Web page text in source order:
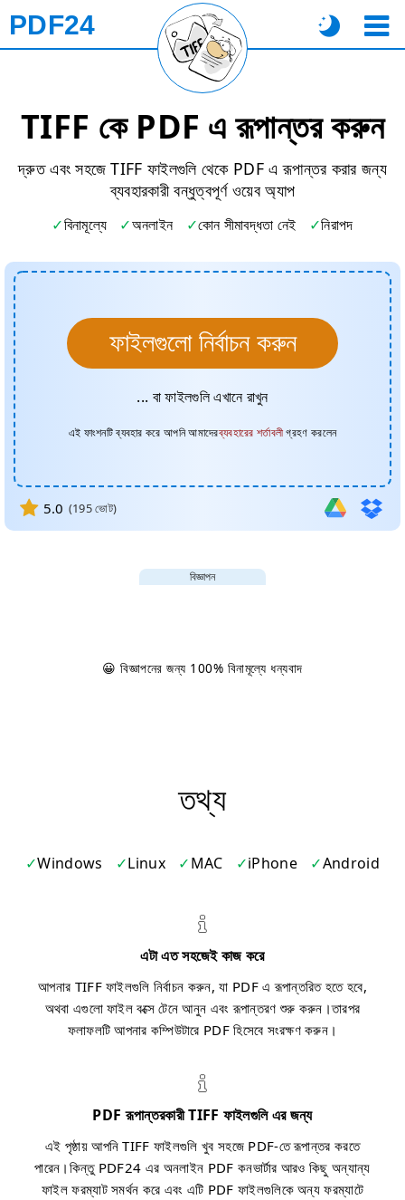
PDF24
TIFF কে PDF এ রূপান্তর করুন
দ্রুত এবং সহজে TIFF ফাইলগুলি থেকে PDF এ রূপান্তর করার জন্য
ব্যবহারকারী বন্ধুত্বপূর্ণ ওয়েব অ্যাপ
বিনামূল্যে অনলাইন কোন সীমাবদ্ধতা নেই নিরাপদ
ফাইলগুলো নির্বাচন করুন
... বা ফাইলগুলি এখানে রাখুন
এই ফাংশনটি ব্যবহার করে আপনি আমাদেরব্যবহারের শর্তাবলীগ্রহণ করলেন
5.0 (195ভোট)
বিজ্ঞাপন
😀 বিজ্ঞাপনের জন্য 100% বিনামূল্যে ধন্যবাদ
তথ্য
Windows Linux MAC iPhone Android
এটা এত সহজেই কাজ করে
আপনার TIFF ফাইলগুলি নির্বাচন করুন, যা PDF এ রূপান্তরিত হতে হবে,
অথবা এগুলো ফাইল বক্সে টেনে আনুন এবং রূপান্তরণ শুরু করুন।তারপর
ফলাফলটি আপনার কম্পিউটারে PDF হিসেবে সংরক্ষণ করুন।
PDF রূপান্তরকারী TIFF ফাইলগুলি এর জন্য
এই পৃষ্ঠায় আপনি TIFF ফাইলগুলি খুব সহজে PDF-তে রূপান্তর করতে
পারেন।কিন্তু PDF24 এর অনলাইন PDF কনভার্টার আরও কিছু অন্যান্য
ফাইল ফরম্যাট সমর্থন করে এবং এটি PDF ফাইলগুলিকে অন্য ফরম্যাটে